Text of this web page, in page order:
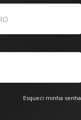
Esqueci minha senha